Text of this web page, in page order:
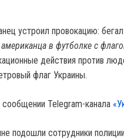
в футболке с
действия против
флаг Украины.
Telegram-канала
подошли сотрудники